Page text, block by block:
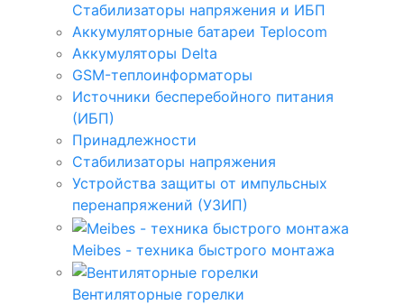
Стабилизаторы напряжения и ИБП
Аккумуляторные батареи Teplocom
Аккумуляторы Delta
GSM-теплоинформаторы
Источники бесперебойного питания
(ИБП)
Принадлежности
Стабилизаторы напряжения
Устройства защиты от импульсных
перенапряжений (УЗИП)
Meibes - техника быстрого монтажа
Вентиляторные горелки